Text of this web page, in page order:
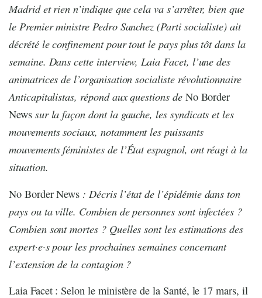
Madrid et rien n’indique que cela va s’arrêter, bien que
le Premier ministre Pedro Sanchez (Parti socialiste) ait
décrété le confinement pour tout le pays plus tôt dans la
semaine. Dans cette interview, Laia Facet, l’une des
animatrices de l’organisation socialiste révolutionnaire
Anticapitalistas, répond aux questions de No Border
Newssur la façon dont la gauche, les syndicats et les
mouvements sociaux, notamment les puissants
mouvements féministes de l’État espagnol, ont réagi à la
situation.
No Border News : Décris l’état de l’épidémie dans ton
pays ou ta ville. Combien de personnes sont infectées ?
Combien sont mortes ? Quelles sont les estimations des
expert·e·s pour les prochaines semaines concernant
l’extension de la contagion ?
Laia Facet : Selon le ministère de la Santé, le 17 mars, il